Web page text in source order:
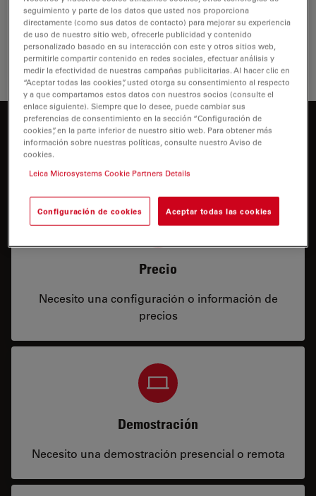
calidad, precisión y reproducibilidad de los
resultadospara examinar las pruebas con plenas…
¿Desea saber más?
Hable con nuestros expertos
Precio
Necesito una configuración o información de
precios
Demostración
Necesito una demostración presencial o remota
seguimiento y parte de los datos que usted nos proporciona
directamente (como sus datos de contacto) para mejorar su experiencia
de uso de nuestro sitio web, ofrecerle publicidad y contenido
personalizado basado en su interacción con este y otros sitios web,
permitirle compartir contenido en redes sociales, efectuar análisis y
medir la efectividad de nuestras campañas publicitarias. Al hacer clic en
“Aceptar todas las cookies”, usted otorga su consentimiento al respecto
y a que compartamos estos datos con nuestros socios (consulte el
enlace siguiente). Siempre que lo desee, puede cambiar sus
preferencias de consentimiento en la sección “Configuración de
cookies”, en la parte inferior de nuestro sitio web. Para obtener más
información sobre nuestras políticas, consulte nuestro Aviso de
cookies.
Leica Microsystems Cookie Partners Details
Configuración de cookies Aceptar todas las cookies